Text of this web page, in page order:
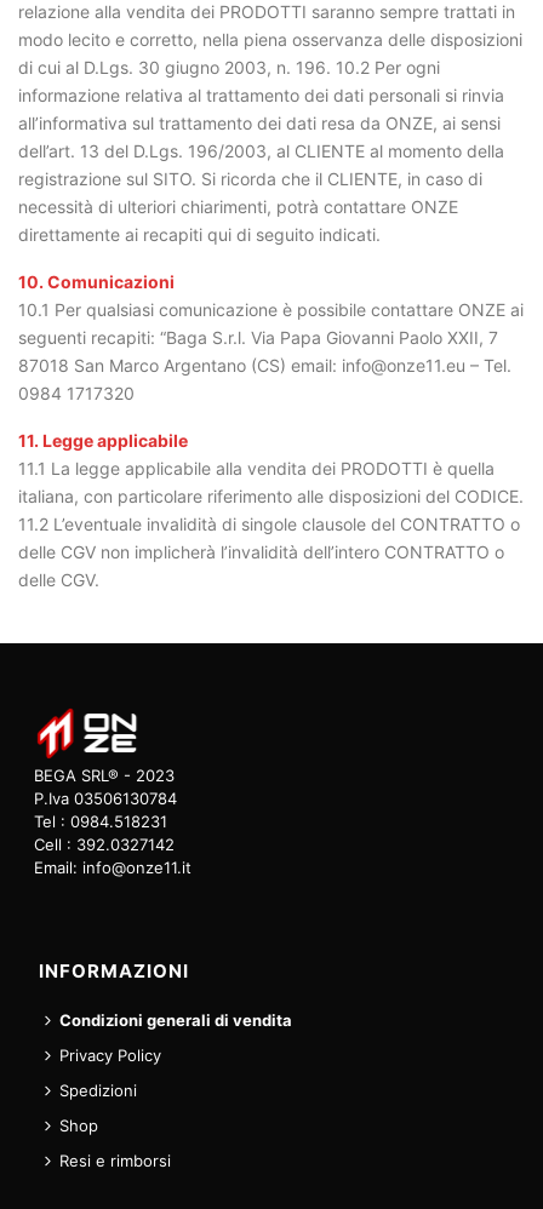
relazione alla vendita dei PRODOTTI saranno sempre trattati in
modo lecito e corretto, nella piena osservanza delle disposizioni
di cui al D.Lgs. 30 giugno 2003, n. 196. 10.2 Per ogni
informazione relativa al trattamento dei dati personali si rinvia
all’informativa sul trattamento dei dati resa da ONZE, ai sensi
dell’art. 13 del D.Lgs. 196/2003, al CLIENTE al momento della
registrazione sul SITO. Si ricorda che il CLIENTE, in caso di
necessità di ulteriori chiarimenti, potrà contattare ONZE
direttamente ai recapiti qui di seguito indicati.
10. Comunicazioni
10.1 Per qualsiasi comunicazione è possibile contattare ONZE ai
seguenti recapiti: “Baga S.r.l. Via Papa Giovanni Paolo XXII, 7
87018 San Marco Argentano (CS) email: info@onze11.eu – Tel.
0984 1717320
11. Legge applicabile
11.1 La legge applicabile alla vendita dei PRODOTTI è quella
italiana, con particolare riferimento alle disposizioni del CODICE.
11.2 L’eventuale invalidità di singole clausole del CONTRATTO o
delle CGV non implicherà l’invalidità dell’intero CONTRATTO o
delle CGV.
BEGA SRL® - 2023
P.Iva 03506130784
Tel : 0984.518231
Cell : 392.0327142
Email: info@onze11.it
INFORMAZIONI
Condizioni generali di vendita
Privacy Policy
Spedizioni
Shop
Resi e rimborsi